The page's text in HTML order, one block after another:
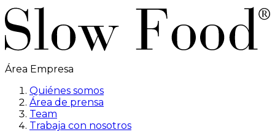
Área Empresa
Quiénes somos
Área de prensa
Team
Trabaja con nosotros